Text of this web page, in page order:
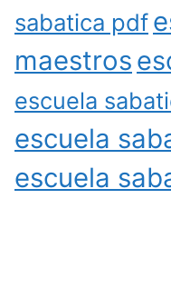
sabatica pdf
maestros
escuela
escuela
escuela